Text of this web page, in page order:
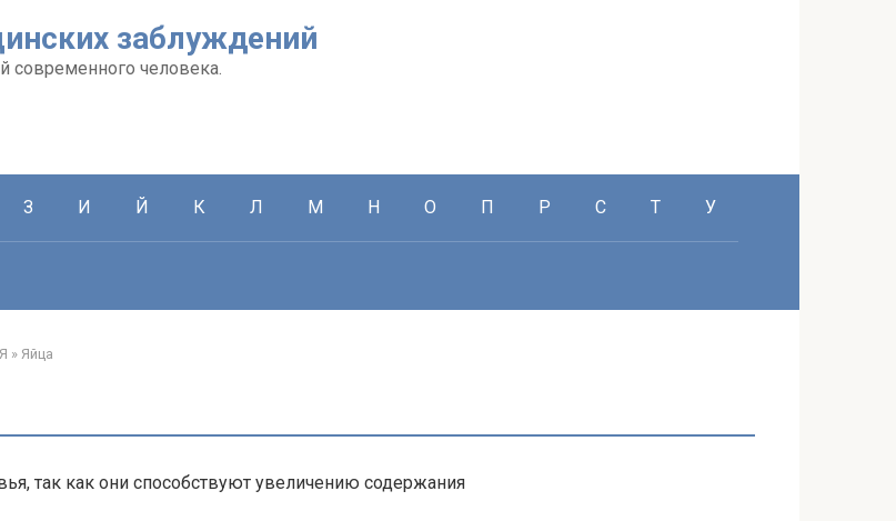
заблуждений
современного человека.
З И Й К Л М Н О П Р С Т У
Я » Яйца
так как они способствуют увеличению содержания